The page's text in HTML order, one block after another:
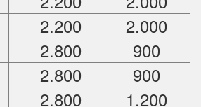
2.200
2.000
2.800
900
2.800
900
2.800
1.200